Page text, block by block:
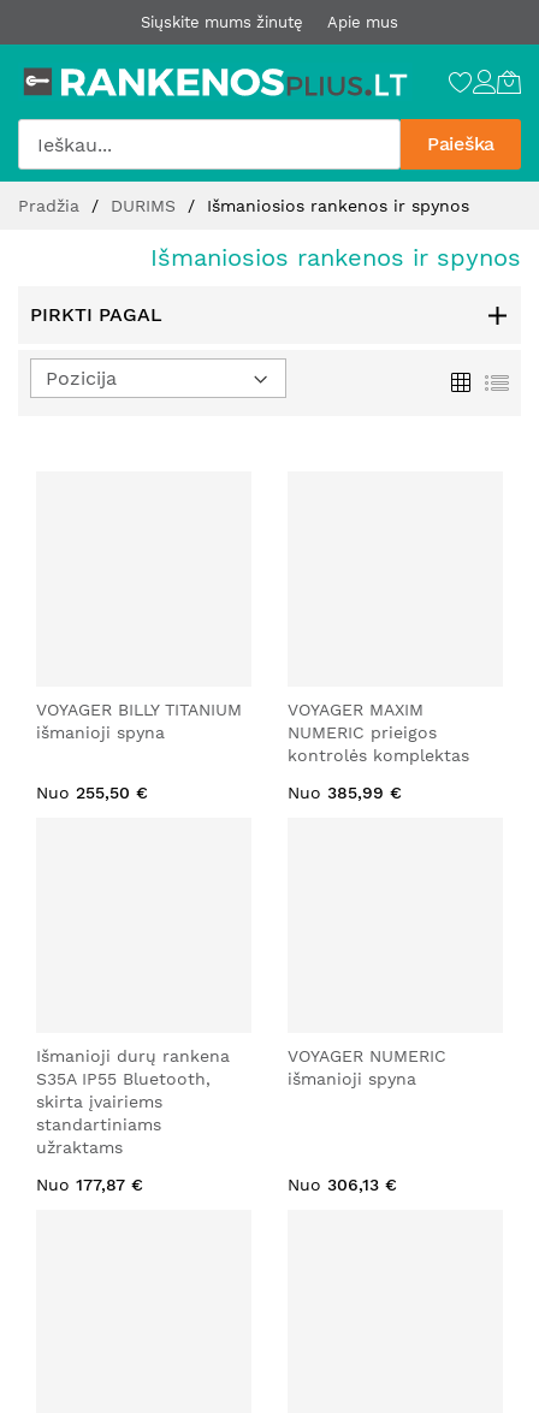
Siųskite mums žinutę Apie mus
Paieška
Pereiti
prie
Pradžia DURIMS Išmaniosios rankenos ir spynos
Išmaniosios rankenos ir spynos
PIRKTI PAGAL
Tinklelis
VOYAGER BILLY TITANIUM
išmanioji spyna
Nuo 255,50 €
VOYAGER MAXIM
NUMERIC prieigos
kontrolės komplektas
Nuo 385,99 €
Išmanioji durų rankena
S35A IP55 Bluetooth,
skirta įvairiems
standartiniams
užraktams
Nuo 177,87 €
VOYAGER NUMERIC
išmanioji spyna
Nuo 306,13 €